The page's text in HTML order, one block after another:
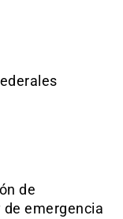
de
emergencia